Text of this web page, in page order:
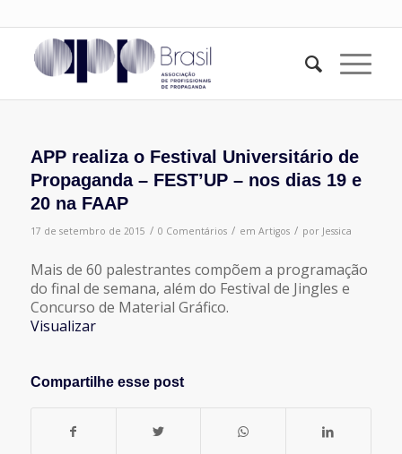
APP realiza o Festival Universitário de
Propaganda – FEST’UP – nos dias 19 e
20 na FAAP
17 de setembro de 2015 / 0 Comentários / em Artigos / por Jessica
Mais de 60 palestrantes compõem a programação
do final de semana, além do Festival de Jingles e
Concurso de Material Gráfico.
Visualizar
Compartilhe esse post